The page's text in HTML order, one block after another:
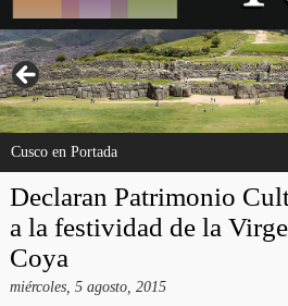
Cusco en Portada
Declaran Patrimonio
a la festividad de la
Coya
miércoles, 5 agosto, 2015